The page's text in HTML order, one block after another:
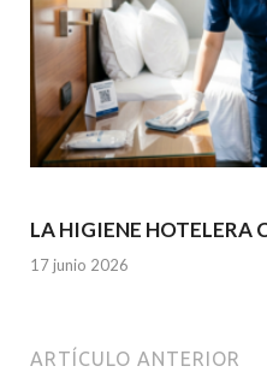
LA HIGIENE HOTELERA
17 junio 2026
ARTÍCULO ANTERIOR